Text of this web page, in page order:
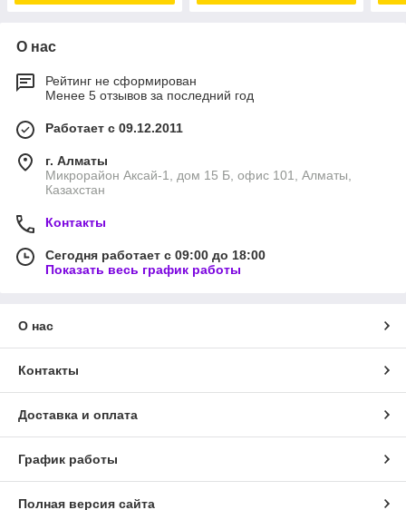
О нас
Рейтинг не сформирован
Менее 5 отзывов за последний год
Работает с 09.12.2011
г. Алматы
Микрорайон Аксай-1, дом 15 Б, офис 101, Алматы,
Казахстан
Контакты
Сегодня работает с 09:00 до 18:00
Показать весь график работы
О нас
Контакты
Доставка и оплата
График работы
Полная версия сайта